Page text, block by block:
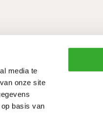
media te
onze site
basis van